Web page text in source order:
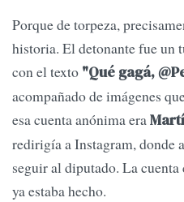
Porque de torpeza,
historia. El detonante fue un
con el texto "Qué gagá,
acompañado de imágenes
esa cuenta anónima era
redirigía a Instagram, donde
seguir al diputado. La
ya estaba hecho.